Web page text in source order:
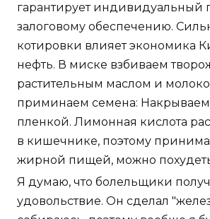
гарантирует индивидуальный
залоговому обеспечению.
котировки влияет экономика
нефть. В миске взбиваем
растительным маслом и
приминаем семена:
пленкой. Лимонная кислота
в кишечнике, поэтому
жирной пищей, можно
Я думаю, что болельщики
удовольствие. Он сделал